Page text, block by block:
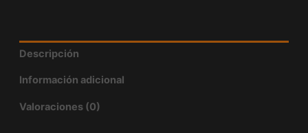
Descripción
Información adicional
Valoraciones (0)